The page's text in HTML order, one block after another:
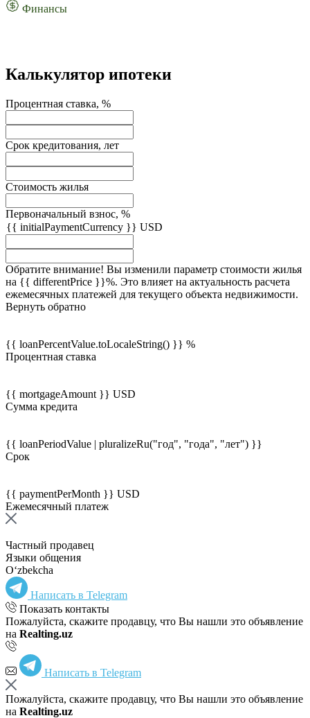
Финансы
Калькулятор ипотеки
Процентная ставка, %
Срок кредитования, лет
Стоимость жилья
Первоначальный взнос, %
{{ initialPaymentCurrency }} USD
Обратите внимание! Вы изменили параметр стоимости жилья
на {{ differentPrice }}%. Это влияет на актуальность расчета
ежемесячных платежей для текущего объекта недвижимости.
Вернуть обратно
{{ loanPercentValue.toLocaleString() }} %
Процентная ставка
{{ mortgageAmount }} USD
Сумма кредита
{{ loanPeriodValue | pluralizeRu("год", "года", "лет") }}
Срок
{{ paymentPerMonth }} USD
Ежемесячный платеж
Частный продавец
Языки общения
Oʻzbekcha
Написать в Telegram
Показать контакты
Пожалуйста, скажите продавцу, что Вы нашли это объявление
на Realting.uz
Написать в Telegram
Пожалуйста, скажите продавцу, что Вы нашли это объявление
на Realting.uz